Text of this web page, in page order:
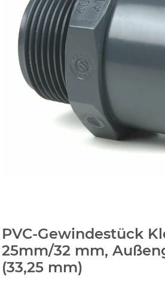
PVC-Gewindestück
25mm/32 mm,
(33,25 mm)